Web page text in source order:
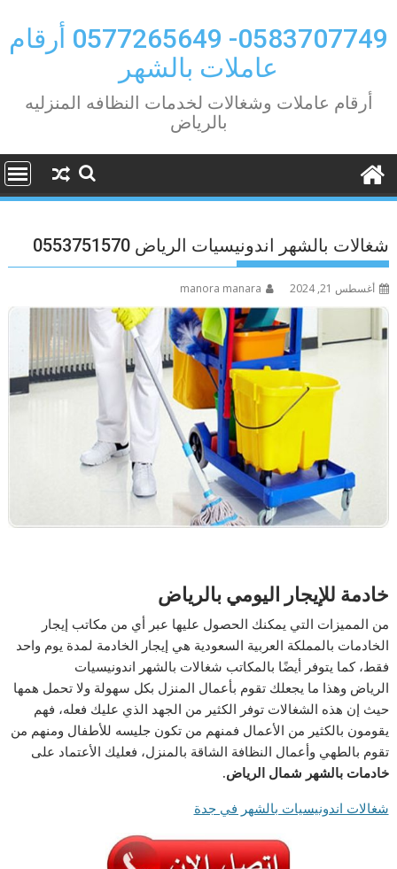
to
content
0583707749- 0577265649 أرقام
عاملات بالشهر
أرقام عاملات وشغالات لخدمات النظافه المنزليه
بالرياض
شغالات بالشهر اندونيسيات الرياض 0553751570
أغسطس 21, 2024 manora manara
خادمة للإيجار اليومي بالرياض
من المميزات التي يمكنك الحصول عليها عبر أي من مكاتب إيجار
الخادمات بالمملكة العربية السعودية هي إيجار الخادمة لمدة يوم واحد
فقط، كما يتوفر أيضًا بالمكاتب شغالات بالشهر اندونيسيات
الرياض وهذا ما يجعلك تقوم بأعمال المنزل بكل سهولة ولا تحمل همها
حيث إن هذه الشغالات توفر الكثير من الجهد الذي عليك فعله، فهم
يقومون بالكثير من الأعمال فمنهم من تكون جليسه للأطفال ومنهم من
تقوم بالطهي وأعمال النظافة الشاقة بالمنزل، فعليك الأعتماد على
خادمات بالشهر شمال الرياض.
شغالات اندونيسيات بالشهر في جدة